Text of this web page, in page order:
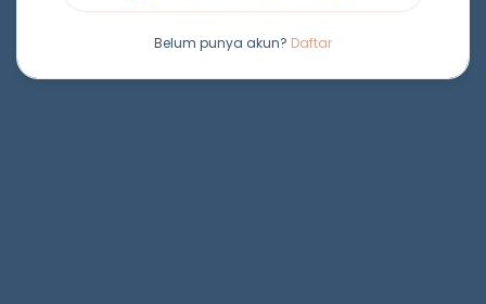
Belum punya akun? Daftar